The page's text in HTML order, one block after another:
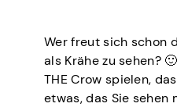
Wer freut sich schon
als Krähe zu sehen?
THE Crow spielen,
etwas, das Sie sehen